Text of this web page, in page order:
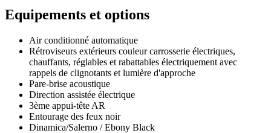
Equipements et options
Air conditionné automatique
Rétroviseurs extérieurs couleur carrosserie électriques,
chauffants, réglables et rabattables électriquement avec
rappels de clignotants et lumière d'approche
Pare-brise acoustique
Direction assistée électrique
3ème appui-tête AR
Entourage des feux noir
Dinamica/Salerno / Ebony Black